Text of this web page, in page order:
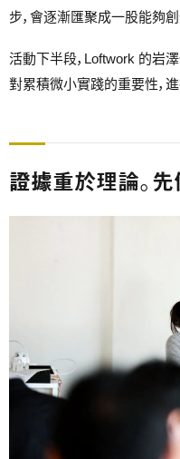
步，會逐漸匯聚成一股能夠
活動下半段，Loftwork 的岩
對累積微小實踐的重要性，進
證據重於理論。